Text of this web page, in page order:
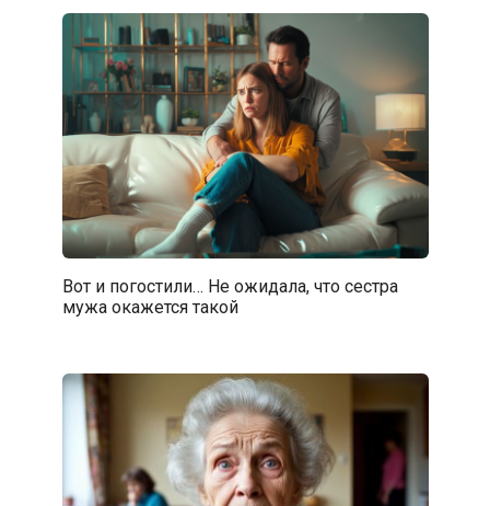
Вот и погостили… Не ожидала, что сестра
мужа окажется такой